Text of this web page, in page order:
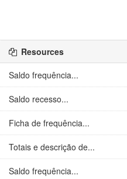
Resources
Saldo frequência...
Saldo recesso...
Ficha de frequência...
Totais e descrição de...
Saldo frequência...